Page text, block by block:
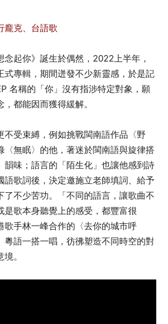
龐克、台語歌
念起你》誕生於偶然，2022上半年，
式專輯，期間迸發不少新靈感，於是記
名稱的「你」沒有指涉特定對象，願
都能因而獲得緩解。
不受束縛，例如挑戰閩南語作品〈野
無眠〉的他，著迷於閩南語與旋律搭
韻味；語言的「陌生化」也讓他感到詩
語歌詞後，決定邀施立老師填詞、給予
了不少苦功。「不同的語言，讓歌曲不
是歌本身聽覺上的感受，都豐富很
歌手林一峰合作的〈去你的城市呼
粵語一搭一唱，彷彿塑造不同時空的對
。